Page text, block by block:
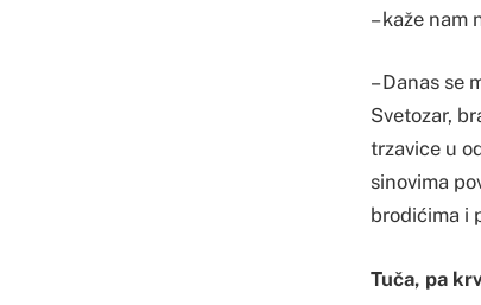
– kaže nam
– Danas se
Svetozar,
trzavice u
sinovima
brodićima i
Tuča, pa